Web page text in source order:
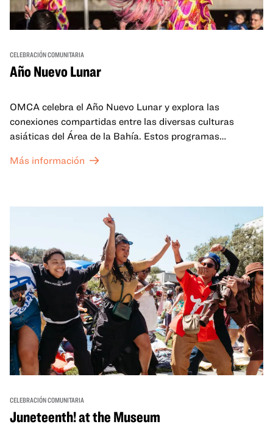
CELEBRACIÓN COMUNITARIA
Año Nuevo Lunar
OMCA celebra el Año Nuevo Lunar y explora las
conexiones compartidas entre las diversas culturas
asiáticas del Área de la Bahía. Estos programas
celebran y honran las tradiciones del Año Nuevo Lunar a
un espacio para que nuestras comunidades AAPI se
reúnan y se eleven mutuamente con círculos de curación
tanto presenciales como virtuales.
Más información
CELEBRACIÓN COMUNITARIA
Juneteenth! at the Museum